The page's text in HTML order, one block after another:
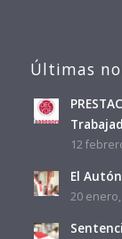
Últimas
12
El
20 enero,